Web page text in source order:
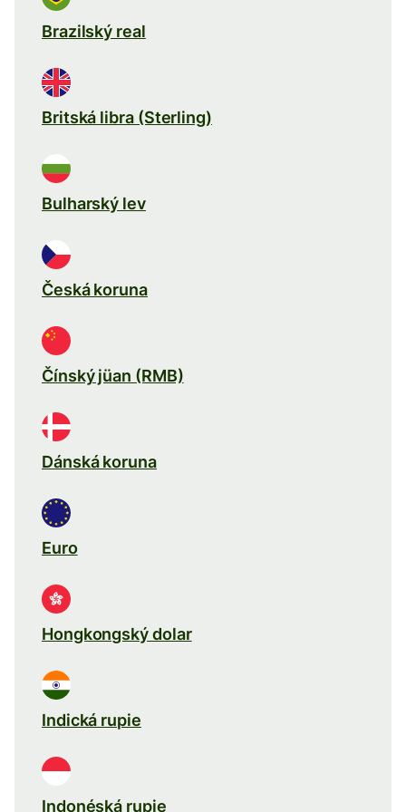
Brazilský real
Britská libra (Sterling)
Bulharský lev
Česká koruna
Čínský jüan (RMB)
Dánská koruna
Euro
Hongkongský dolar
Indická rupie
Indonéská rupie